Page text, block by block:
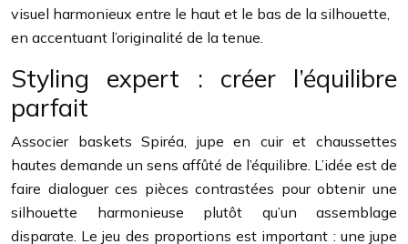
visuel harmonieux entre le haut et le bas de la silhouette,
en accentuant l’originalité de la tenue.
Styling expert : créer l’équilibre
parfait
Associer baskets Spiréa, jupe en cuir et chaussettes
hautes demande un sens affûté de l’équilibre. L’idée est de
faire dialoguer ces pièces contrastées pour obtenir une
silhouette harmonieuse plutôt qu’un assemblage
disparate. Le jeu des proportions est important : une jupe